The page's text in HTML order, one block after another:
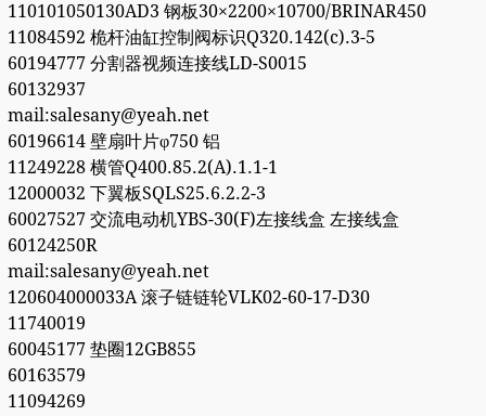
110101050130AD3 钢板30×2200×10700/BRINAR450
11084592 桅杆油缸控制阀标识Q320.142(c).3-5
60194777 分割器视频连接线LD-S0015
60132937
mail:salesany@yeah.net
60196614 壁扇叶片φ750 铝
11249228 横管Q400.85.2(A).1.1-1
12000032 下翼板SQLS25.6.2.2-3
60027527 交流电动机YBS-30(F)左接线盒 左接线盒
60124250R
mail:salesany@yeah.net
120604000033A 滚子链链轮VLK02-60-17-D30
11740019
60045177 垫圈12GB855
60163579
11094269